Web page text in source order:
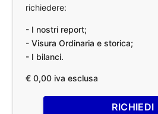
richiedere:
- I nostri report;
- Visura Ordinaria e storica;
- I bilanci.
€ 0,00 iva esclusa
RICHIEDI